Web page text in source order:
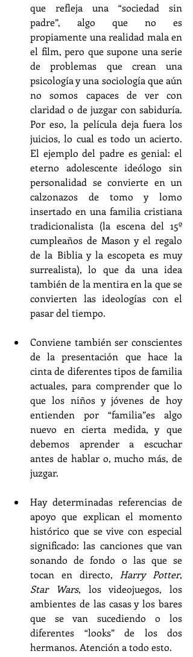
que refleja una “sociedad sin
padre”, algo que no es
propiamente una realidad mala en
el film, pero que supone una serie
de problemas que crean una
psicología y una sociología que aún
no somos capaces de ver con
claridad o de juzgar con sabiduría.
Por eso, la película deja fuera los
juicios, lo cual es todo un acierto.
El ejemplo del padre es genial: el
eterno adolescente ideólogo sin
personalidad se convierte en un
calzonazos de tomo y lomo
insertado en una familia cristiana
tradicionalista (la escena del 15º
cumpleaños de Mason y el regalo
de la Biblia y la escopeta es muy
surrealista), lo que da una idea
también de la mentira en la que se
convierten las ideologías con el
pasar del tiempo.
Conviene también ser conscientes
de la presentación que hace la
cinta de diferentes tipos de familia
actuales, para comprender que lo
que los niños y jóvenes de hoy
entienden por “familia”es algo
nuevo en cierta medida, y que
debemos aprender a escuchar
antes de hablar o, mucho más, de
juzgar.
Hay determinadas referencias de
apoyo que explican el momento
histórico que se vive con especial
significado: las canciones que van
sonando de fondo o las que se
tocan en directo, Harry Potter
Star Wars, los videojuegos, los
ambientes de las casas y los bares
que se van sucediendo o los
diferentes “looks” de los dos
hermanos. Atención a todo esto.